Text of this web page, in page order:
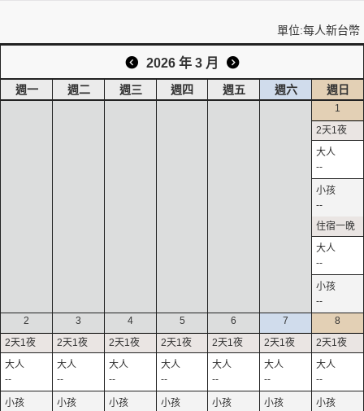
單位:每人新台幣
2026 年 3 月
週一 週二 週三 週四 週五 週六 週日
1
--
--
--
--
2
--
3
--
4
--
5
--
6
--
7
--
8
--